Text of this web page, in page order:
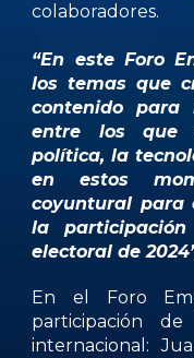
colaboradores.
“En este Foro
los temas que
contenido para
entre los que
política, la
en estos
coyuntural para
la
electoral de
En el Foro
participación
internacional: